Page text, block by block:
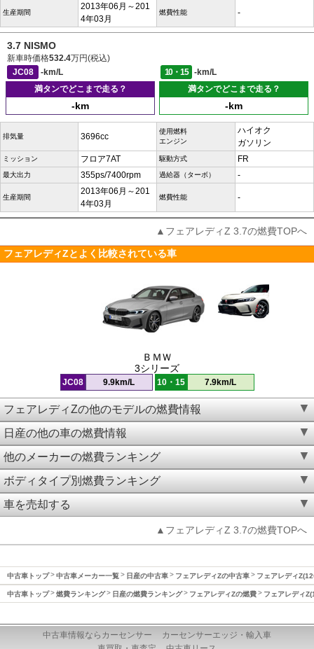
生産期間
2013年06月～201
4年03月
燃費性能 -
3.7 NISMO
新車時価格532.4万円(税込)
JC08
-km/L 10・15
-km/L
満タンでどこまで走る？
-km
満タンでどこまで走る？
-km
排気量 3696cc
使用燃料
エンジン
ハイオク
ガソリン
ミッション フロア7AT 駆動方式 FR
最大出力 355ps/7400rpm 過給器（ターボ） -
生産期間
2013年06月～201
4年03月
燃費性能 -
▲フェアレディZ 3.7の燃費TOPへ
フェアレディZとよく比較されている車
ＢＭＷ
3シリーズ
JC08 9.9km/L 10・15 7.9km/L
フェアレディZの他のモデルの燃費情報
日産の他の車の燃費情報
他のメーカーの燃費ランキング
ボディタイプ別燃費ランキング
車を売却する
▲フェアレディZ 3.7の燃費TOPへ
中古車トップ 中古車メーカー一覧 日産の中古車 フェアレディZの中古車 フェアレディ
中古車トップ 燃費ランキング 日産の燃費ランキング フェアレディZの燃費 フェアレディ
中古車情報ならカーセンサー
カーセンサーエッジ・輸入車